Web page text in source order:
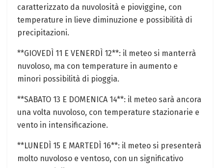
caratterizzato da nuvolosità e pioviggine, con
temperature in lieve diminuzione e possibilità di
precipitazioni.
**GIOVEDÌ 11 E VENERDÌ 12**: il meteo si manterrà
nuvoloso, ma con temperature in aumento e
minori possibilità di pioggia.
**SABATO 13 E DOMENICA 14**: il meteo sarà ancora
una volta nuvoloso, con temperature stazionarie e
vento in intensificazione.
**LUNEDÌ 15 E MARTEDÌ 16**: il meteo si presenterà
molto nuvoloso e ventoso, con un significativo